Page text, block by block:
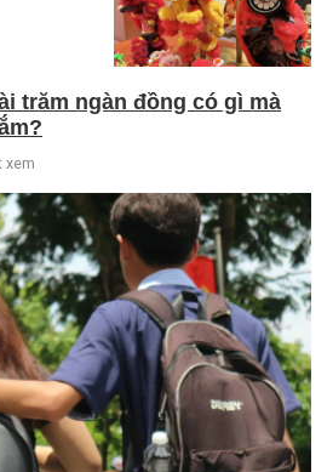
trăm ngàn đồng có gì mà
xem